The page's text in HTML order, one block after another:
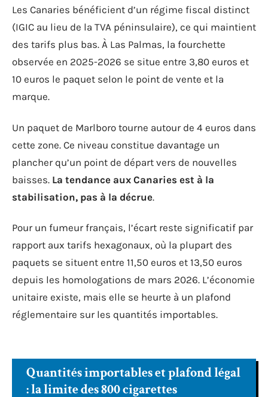
Les Canaries bénéficient d’un régime fiscal distinct
(IGIC au lieu de la TVA péninsulaire), ce qui maintient
des tarifs plus bas. À Las Palmas, la fourchette
observée en 2025-2026 se situe entre 3,80 euros et
10 euros le paquet selon le point de vente et la
marque.
Un paquet de Marlboro tourne autour de 4 euros dans
cette zone. Ce niveau constitue davantage un
plancher qu’un point de départ vers de nouvelles
baisses. La tendance aux Canaries est à la
stabilisation, pas à la décrue.
Pour un fumeur français, l’écart reste significatif par
rapport aux tarifs hexagonaux, où la plupart des
paquets se situent entre 11,50 euros et 13,50 euros
depuis les homologations de mars 2026. L’économie
unitaire existe, mais elle se heurte à un plafond
réglementaire sur les quantités importables.
Quantités importables et plafond légal
: la limite des 800 cigarettes